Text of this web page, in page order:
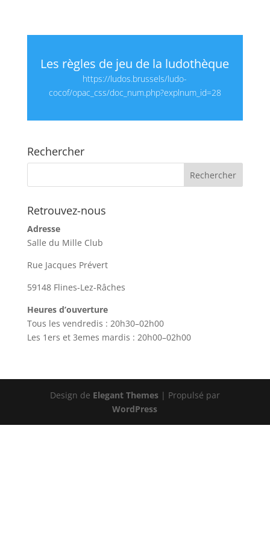
Les règles de jeu de la ludothèque
https://ludos.brussels/ludo-
cocof/opac_css/doc_num.php?explnum_id=28
Rechercher
Retrouvez-nous
Adresse
Salle du Mille Club
Rue Jacques Prévert
59148 Flines-Lez-Râches
Heures d’ouverture
Tous les vendredis : 20h30–02h00
Les 1ers et 3emes mardis : 20h00–02h00
Design de Elegant Themes| Propulsé par
WordPress